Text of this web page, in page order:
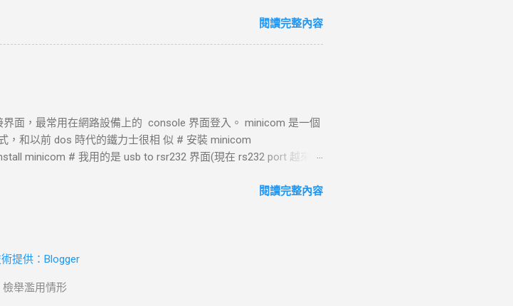
好的工作一定要爭取，要藉由好的工作來跳到更好的工作 研究所隨
閱讀完整內容
界面，最常用在網路設備上的 console 界面登入。 minicom 是一個
，和以前 dos 時代的鐵力士很相 似 # 安裝 minicom
minicom # 我用的是 usb to rsr232 界面(現在 rs232 port 越來越
tail /var/log/messages -f Dec 11 09:54:34 debian kernel: [
device strings: Mfr=1, Product=2, SerialNumber=0 Dec 11
Prolific Technology Inc. Dec 11 10:32:35 debian kernel: [
閱讀完整內容
提供：Blogger
檢舉濫用情形